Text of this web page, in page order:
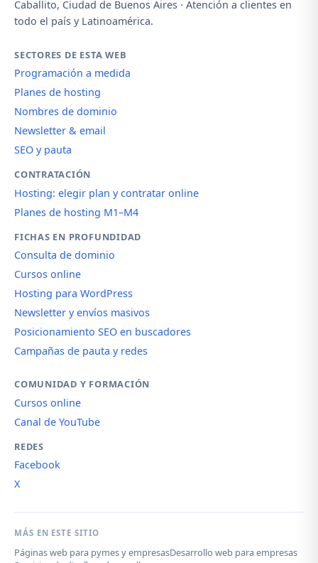
Caballito, Ciudad de Buenos Aires · Atención a clientes en
todo el país y Latinoamérica.
SECTORES DE ESTA WEB
Programación a medida
Planes de hosting
Nombres de dominio
Newsletter & email
SEO y pauta
CONTRATACIÓN
Hosting: elegir plan y contratar online
Planes de hosting M1–M4
FICHAS EN PROFUNDIDAD
Consulta de dominio
Cursos online
Hosting para WordPress
Newsletter y envíos masivos
Posicionamiento SEO en buscadores
Campañas de pauta y redes
COMUNIDAD Y FORMACIÓN
Cursos online
Canal de YouTube
REDES
Facebook
X
MÁS EN ESTE SITIO
Páginas web para pymes y empresasDesarrollo web para empresas